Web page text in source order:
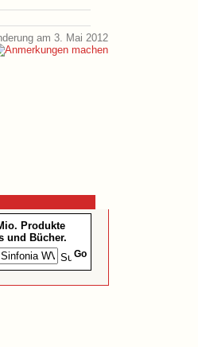
am 3. Mai 2012
Produkte
und Bücher.
Go